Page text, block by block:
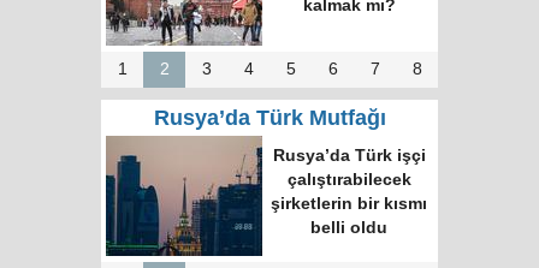
kalmak mı?
1 2 3 4 5 6 7 8
Rusya’da Türk Mutfağı
Rusya’da Türk işçi
çalıştırabilecek
şirketlerin bir kısmı
belli oldu